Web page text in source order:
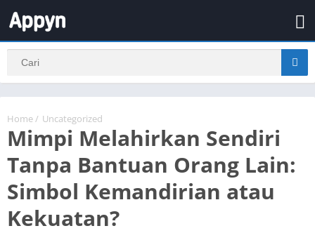
Home / Uncategorized
Mimpi Melahirkan Sendiri
Tanpa Bantuan Orang Lain:
Simbol Kemandirian atau
Kekuatan?